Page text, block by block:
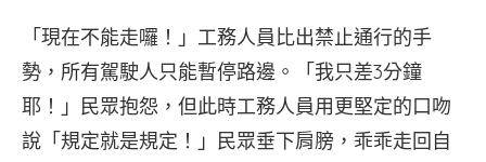
「現在不能走囉！」工務人員比出禁止通行的手
勢，所有駕駛人只能暫停路邊。「我只差3分鐘
耶！」民眾抱怨，但此時工務人員用更堅定的口吻
說「規定就是規定！」民眾垂下肩膀，乖乖走回自